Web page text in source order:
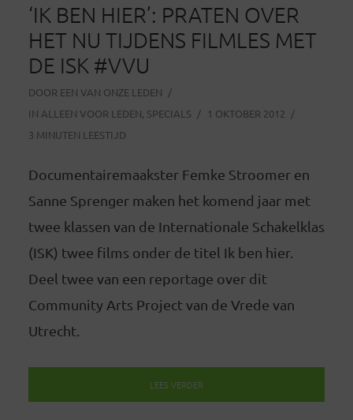
‘IK BEN HIER’: PRATEN OVER
HET NU TIJDENS FILMLES MET
DE ISK #VVU
DOOR EEN VAN ONZE LEDEN
IN ALLEEN VOOR LEDEN, SPECIALS
1 OKTOBER 2012
3 MINUTEN LEESTIJD
Documentairemaakster Femke Stroomer en
Sanne Sprenger maken het komend jaar met
twee klassen van de Internationale Schakelklas
(ISK) twee films onder de titel Ik ben hier.
Deel twee van een reportage over dit
Community Arts Project van de Vrede van
Utrecht.
LEES VERDER